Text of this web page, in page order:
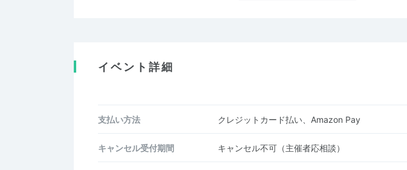
イベント詳細
支払い方法 クレジットカード払い、Amazon Pay
キャンセル受付期間 キャンセル不可（主催者応相談）